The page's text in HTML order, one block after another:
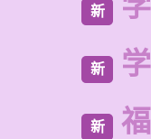
新
新
新